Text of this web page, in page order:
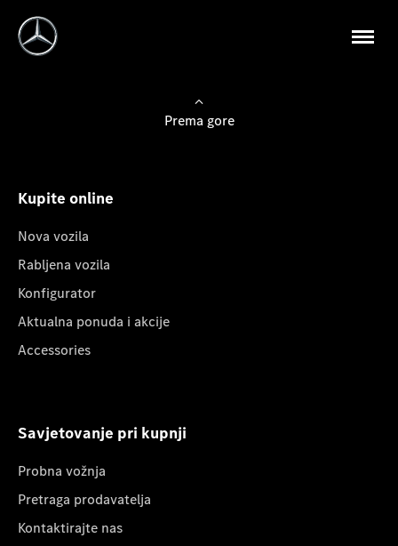
Prema gore
Kupite online
Nova vozila
Rabljena vozila
Konfigurator
Aktualna ponuda i akcije
Accessories
Savjetovanje pri kupnji
Probna vožnja
Pretraga prodavatelja
Kontaktirajte nas